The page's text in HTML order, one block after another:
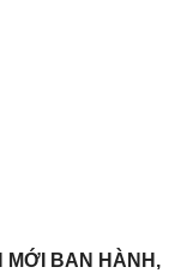
MỚI BAN HÀNH,